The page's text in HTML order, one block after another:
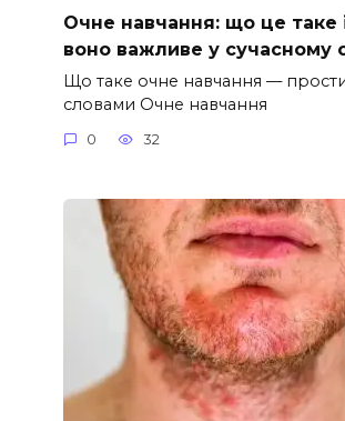
Очне навчання: що це таке
воно важливе у сучасному
Що таке очне навчання —
словами Очне навчання
0 32